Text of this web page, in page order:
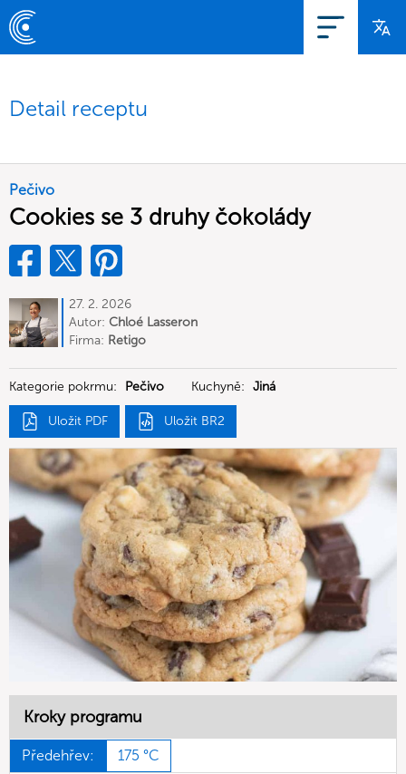
Detail receptu
Pečivo
Cookies se 3 druhy čokolády
27. 2. 2026
Autor: Chloé Lasseron
Firma: Retigo
Kategorie pokrmu: Pečivo Kuchyně: Jiná
Uložit PDF Uložit BR2
Kroky programu
Předehřev: 175 °C